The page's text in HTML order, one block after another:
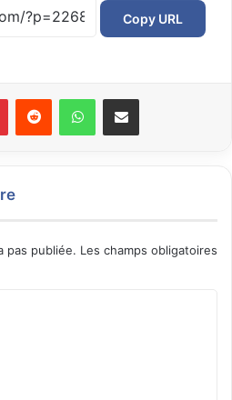
Copy URL
pas publiée. Les champs obligatoires